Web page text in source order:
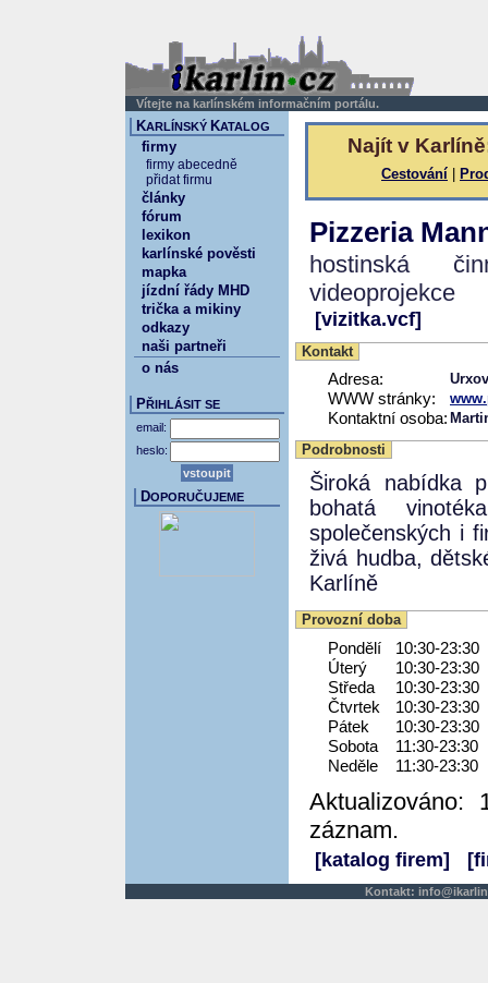
Vítejte na karlínském informačním portálu.
Najít v
Cestování
Pizzeria
hostinská
videoprojekce
[vizitka.vcf]
Kontakt
Adresa:
WWW stránky:
Kontaktní osoba:
Podrobnosti
Široká nabídka
bohatá
společenských i
živá hudba,
Karlíně
Provozní doba
Pondělí
10:30-23:30
Úterý
10:30-23:30
Středa
10:30-23:30
Čtvrtek
10:30-23:30
Pátek
10:30-23:30
Sobota
11:30-23:30
Neděle
11:30-23:30
Aktualizováno:
záznam.
[katalog firem]
KARLÍNSKÝ KATALOG
firmy
firmy abecedně
přidat firmu
články
fórum
lexikon
karlínské pověsti
mapka
jízdní řády MHD
trička a mikiny
odkazy
naši partneři
o nás
PŘIHLÁSIT SE
email:
heslo:
DOPORUČUJEME
Kontakt: